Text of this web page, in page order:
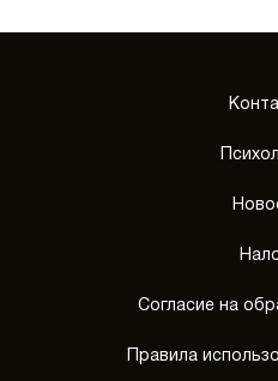
Согласие на
Правила